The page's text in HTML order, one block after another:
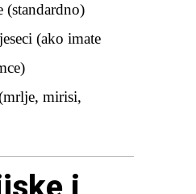
(ako imate
mirisi,